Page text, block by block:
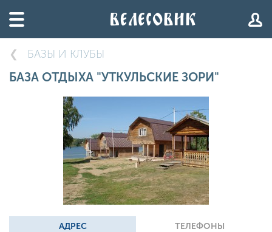
БАЗЫ И КЛУБЫ
БАЗА ОТДЫХА "УТКУЛЬСКИЕ ЗОРИ"
АДРЕС
ТЕЛЕФОНЫ